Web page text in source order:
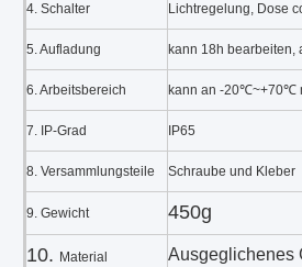
4. Schalter Lichtregelung, Dose
5. Aufladung kann 18h bearbeiten,
6. Arbeitsbereich kann an -20℃~+70℃
7. IP-Grad IP65
8. Versammlungsteile Schraube und Kleber
9. Gewicht
450g
10. Material Ausgeglichenes